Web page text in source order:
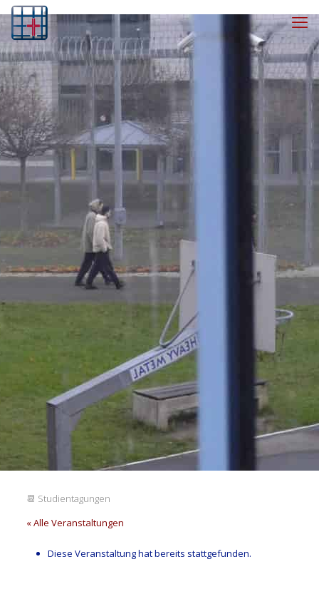
📆 Studientagungen
« Alle Veranstaltungen
Diese Veranstaltung hat bereits stattgefunden.